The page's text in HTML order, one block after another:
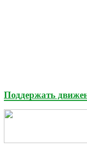
Поддержать